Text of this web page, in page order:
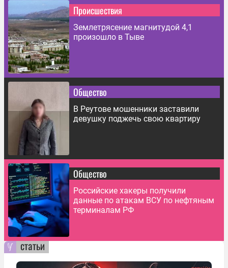
Происшествия
Землетрясение магнитудой 4,1
произошло в Тыве
Общество
В Реутове мошенники заставили
девушку поджечь свою квартиру
Общество
Российские хакеры получили
данные по атакам ВСУ по нефтяным
терминалам РФ
статьи